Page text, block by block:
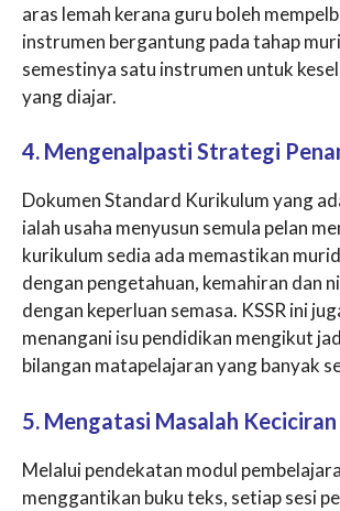
aras lemah kerana guru boleh
instrumen bergantung pada tahap
semestinya satu instrumen untuk
yang diajar.
4. Mengenalpasti Strategi
Dokumen Standard Kurikulum yang
ialah usaha menyusun semula pelan
kurikulum sedia ada memastikan
dengan pengetahuan, kemahiran dan
dengan keperluan semasa. KSSR ini
menangani isu pendidikan mengikut
bilangan matapelajaran yang banyak
5. Mengatasi Masalah
Melalui pendekatan modul
menggantikan buku teks, setiap sesi